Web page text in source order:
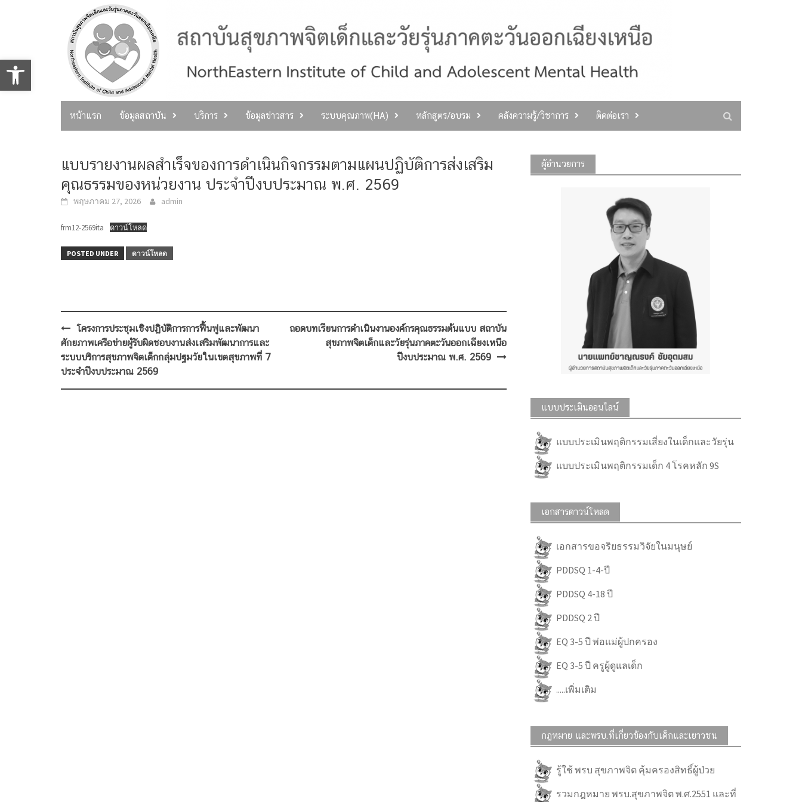
Open toolbar
หน้าแรก ข้อมูลสถาบัน บริการ ข้อมูลข่าวสาร ระบบคุณภาพ(HA) หลักสูตร/อบรม คลังความรู้/วิชาการ ติดต่อเรา
แบบรายงานผลสำเร็จของการดำเนินกิจกรรมตามแผนปฏิบัติการส่งเสริม
คุณธรรมของหน่วยงาน ประจำปีงบประมาณ พ.ศ. 2569
พฤษภาคม 27, 2026 admin
frm12-2569ita ดาวน์โหลด
POSTED UNDER ดาวน์โหลด
Post
navigation
โครงการประชุมเชิงปฏิบัติการการฟื้นฟูและพัฒนา
ศักยภาพเครือข่ายผู้รับผิดชอบงานส่งเสริมพัฒนาการและ
ระบบบริการสุขภาพจิตเด็กกลุ่มปฐมวัยในเขตสุขภาพที่ 7
ประจำปีงบประมาณ 2569
ถอดบทเรียนการดำเนินงานองค์กรคุณธรรมต้นแบบ สถาบัน
สุขภาพจิตเด็กและวัยรุ่นภาคตะวันออกเฉียงเหนือ
ปีงบประมาณ พ.ศ. 2569
ผู้อำนวยการ
แบบประเมินออนไลน์
แบบประเมินพฤติกรรมเสี่ยงในเด็กและวัยรุ่น
แบบประเมินพฤติกรรมเด็ก 4 โรคหลัก 9S
เอกสารดาวน์โหลด
เอกสารขอจริยธรรมวิจัยในมนุษย์
PDDSQ 1-4-ปี
PDDSQ 4-18 ปี
PDDSQ 2 ปี
EQ 3-5 ปี พ่อแม่ผู้ปกครอง
EQ 3-5 ปี ครูผู้ดูแลเด็ก
.....เพิ่มเติม
กฎหมาย และพรบ.ที่เกี่ยวข้องกับเด็กและเยาวชน
รู้ใช้ พรบ สุขภาพจิต คุ้มครองสิทธิ์ผู้ป่วย
รวมกฎหมาย พรบ.สุขภาพจิต พ.ศ.2551 และที่